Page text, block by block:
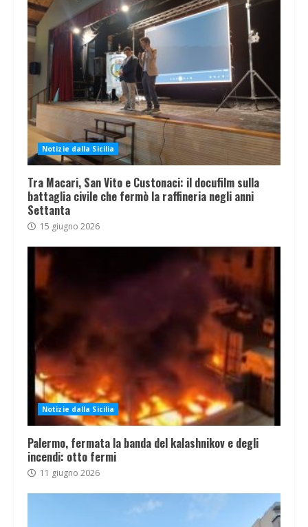
Notizie dalla Sicilia
Tra Macari, San Vito e Custonaci: il docufilm sulla
battaglia civile che fermò la raffineria negli anni
Settanta
15 giugno 2026
Notizie dalla Sicilia
Palermo, fermata la banda del kalashnikov e degli
incendi: otto fermi
11 giugno 2026